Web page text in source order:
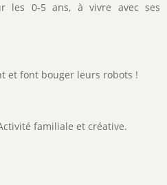
les 0-5 ans, à vivre avec ses
et font bouger leurs robots !
familiale et créative.